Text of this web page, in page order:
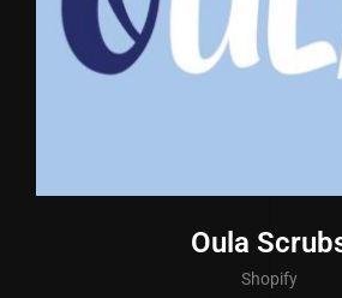
Oula
Shopify